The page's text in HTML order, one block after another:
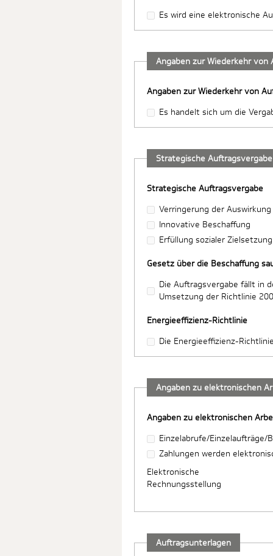
Es wird eine elektronische
Angaben zur Wiederkehr von
Angaben zur Wiederkehr von
Es handelt sich um die
Strategische Auftragsvergabe
Strategische Auftragsvergabe
Verringerung der
Innovative Beschaffung
Erfüllung sozialer Zielsetzung
Gesetz über die Beschaffung
Die Auftragsvergabe fällt in
Umsetzung der Richtlinie
Energieeffizienz-Richtlinie
Die Energieeffizienz-
Angaben zu elektronischen
Angaben zu elektronischen
Einzelabrufe/
Zahlungen werden
Elektronische
Rechnungsstellung
Auftragsunterlagen